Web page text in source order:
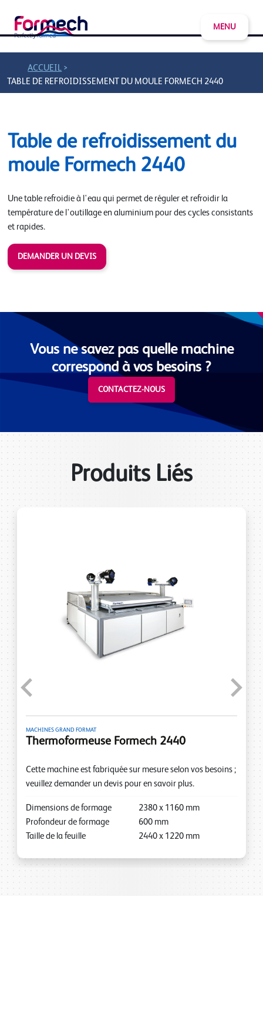
MENU
ACCUEIL >
TABLE DE REFROIDISSEMENT DU MOULE FORMECH 2440
Table de refroidissement du
moule Formech 2440
Une table refroidie à l'eau qui permet de réguler et refroidir la
température de l'outillage en aluminium pour des cycles consistants
et rapides.
DEMANDER UN DEVIS
Vous ne savez pas quelle machine
correspond à vos besoins ?
CONTACTEZ-NOUS
Produits Liés
MACHINES GRAND FORMAT
Thermoformeuse Formech 2440
Cette machine est fabriquée sur mesure selon vos besoins ;
veuillez demander un devis pour en savoir plus.
Dimensions de formage 2380 x 1160 mm
Profondeur de formage
600 mm
Taille de la feuille
2440 x 1220 mm
Previous Next